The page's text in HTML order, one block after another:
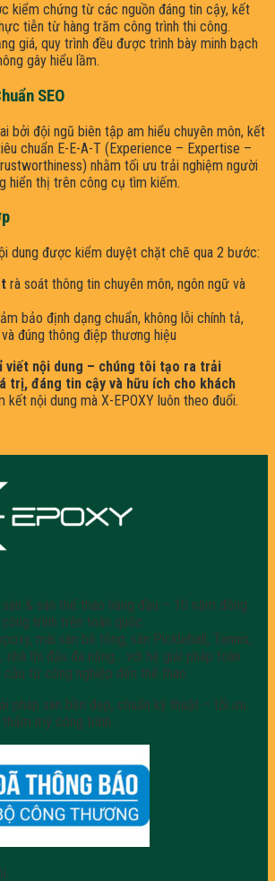
kiểm chứng từ các nguồn đáng tin cậy, kết
tiễn từ hàng trăm công trình thi công.
giá, quy trình đều được trình bày minh bạch
gây hiểu lầm.
SEO
bởi đội ngũ biên tập am hiểu chuyên môn, kết
chuẩn E-E-A-T (Experience – Expertise –
nhằm tối ưu trải nghiệm người
hiển thị trên công cụ tìm kiếm.
dung được kiểm duyệt chặt chẽ qua 2 bước:
rà soát thông tin chuyên môn, ngôn ngữ và
bảo định dạng chuẩn, không lỗi chính tả,
đúng thông điệp thương hiệu
viết nội dung – chúng tôi tạo ra trải
trị, đáng tin cậy và hữu ích cho khách
kết nội dung mà X-EPOXY luôn theo đuổi.
& sân thể thao hàng đầu – 10 năm đồng
công trình trên toàn quốc.
mài sàn bê tông, sân Pickleball, Tennis,
nhà thi đấu đa năng… với hệ giải pháp toàn
cầu từ công nghiệp đến thể thao.
pháp sàn bền đẹp, chuẩn kỹ thuật – tối ưu
mỹ công trình.